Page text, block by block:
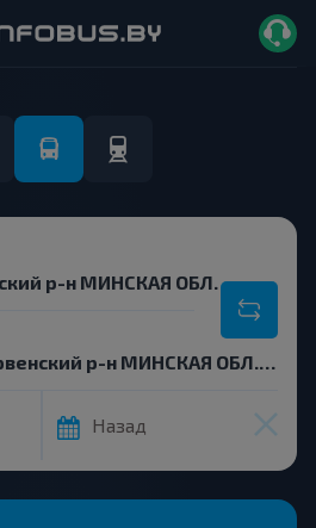
Назад